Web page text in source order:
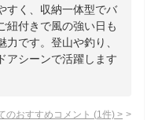
すく、収納一体型でバ
紐付きで風の強い日も
です。登山や釣り、
アシーンで活躍します
のおすすめコメント (1 件) >